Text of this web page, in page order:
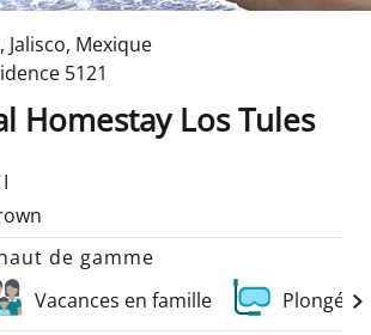
, Jalisco, Mexique
5121
Homestay Los Tules
de gamme
Vacances en famille
Plongée